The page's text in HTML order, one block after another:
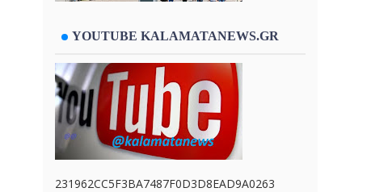
YOUTUBE KALAMATANEWS.GR
231962CC5F3BA7487F0D3D8EAD9A0263